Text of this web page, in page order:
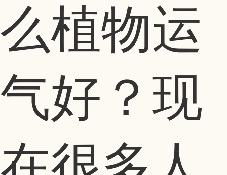
么植物运
气好？现